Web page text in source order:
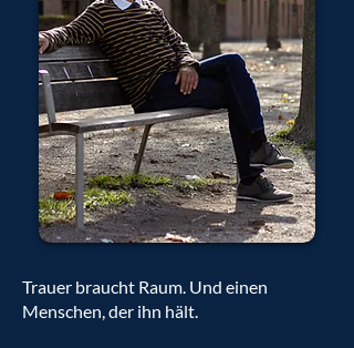
Trauer braucht Raum. Und einen
Menschen, der ihn hält.